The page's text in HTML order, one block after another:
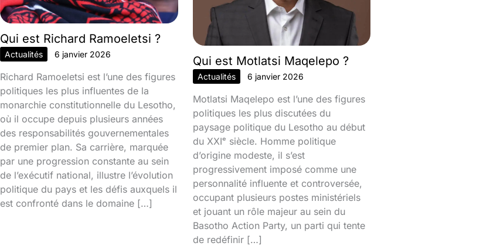
Qui est Richard Ramoeletsi ?
Actualités 6 janvier 2026
Richard Ramoeletsi est l’une des figures
politiques les plus influentes de la
monarchie constitutionnelle du Lesotho,
où il occupe depuis plusieurs années
des responsabilités gouvernementales
de premier plan. Sa carrière, marquée
par une progression constante au sein
de l’exécutif national, illustre l’évolution
politique du pays et les défis auxquels il
est confronté dans le domaine […]
Qui est Motlatsi Maqelepo ?
Actualités 6 janvier 2026
Motlatsi Maqelepo est l’une des figures
politiques les plus discutées du
paysage politique du Lesotho au début
du XXIᵉ siècle. Homme politique
d’origine modeste, il s’est
progressivement imposé comme une
personnalité influente et controversée,
occupant plusieurs postes ministériels
et jouant un rôle majeur au sein du
Basotho Action Party, un parti qui tente
de redéfinir […]